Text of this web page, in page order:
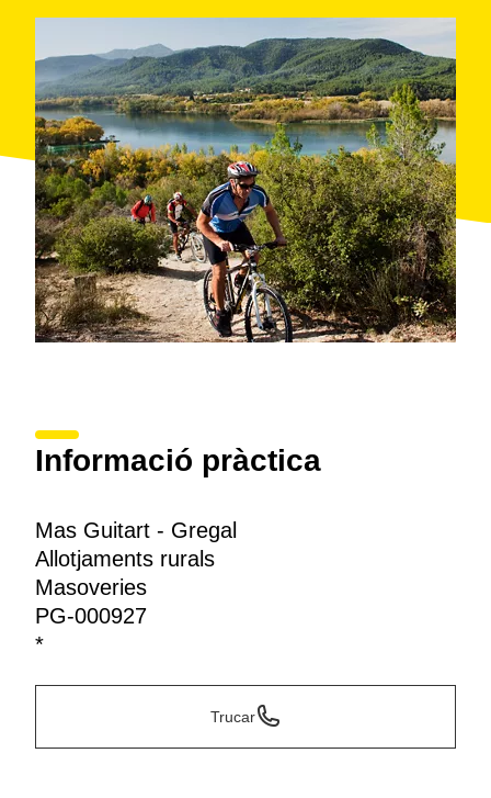
Informació pràctica
Mas Guitart - Gregal
Allotjaments rurals
Masoveries
PG-000927
*
Trucar